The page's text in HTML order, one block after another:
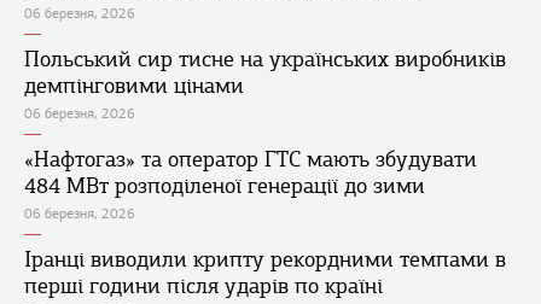
06 березня, 2026
Польський сир тисне на українських виробників
демпінговими цінами
06 березня, 2026
«Нафтогаз» та оператор ГТС мають збудувати
484 МВт розподіленої генерації до зими
06 березня, 2026
Іранці виводили крипту рекордними темпами в
перші години після ударів по країні